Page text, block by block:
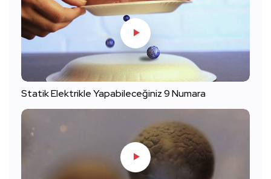
Statik Elektrikle Yapabileceğiniz 9 Numara